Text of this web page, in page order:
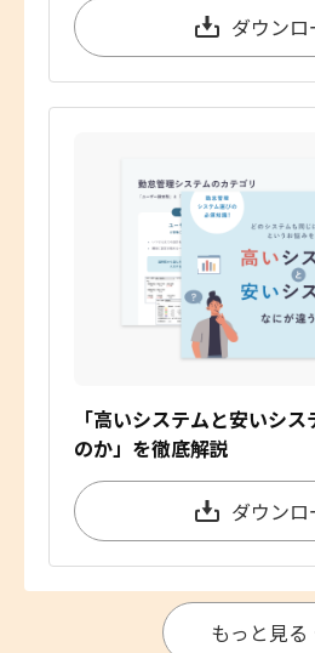
ダウンロ
「高いシステムと安いシ
のか」を徹底解説
ダウンロ
もっと見る